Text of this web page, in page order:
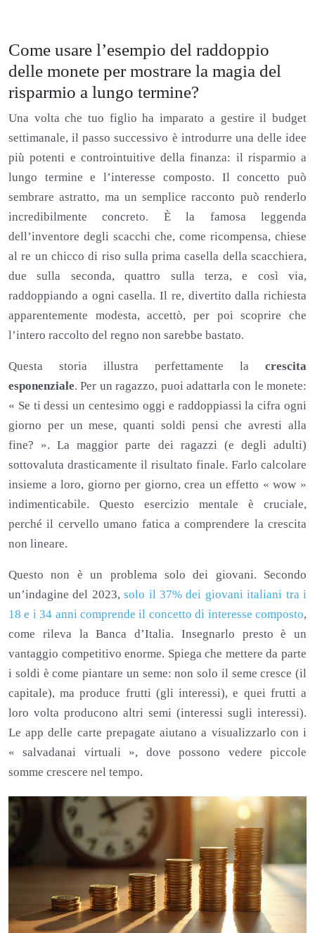
Come usare l’esempio del raddoppio
delle monete per mostrare la magia del
risparmio a lungo termine?
Una volta che tuo figlio ha imparato a gestire il budget
settimanale, il passo successivo è introdurre una delle idee
più potenti e controintuitive della finanza: il risparmio a
lungo termine e l’interesse composto. Il concetto può
sembrare astratto, ma un semplice racconto può renderlo
incredibilmente concreto. È la famosa leggenda
dell’inventore degli scacchi che, come ricompensa, chiese
al re un chicco di riso sulla prima casella della scacchiera,
due sulla seconda, quattro sulla terza, e così via,
raddoppiando a ogni casella. Il re, divertito dalla richiesta
apparentemente modesta, accettò, per poi scoprire che
l’intero raccolto del regno non sarebbe bastato.
Questa storia illustra perfettamente la crescita
esponenziale. Per un ragazzo, puoi adattarla con le monete:
« Se ti dessi un centesimo oggi e raddoppiassi la cifra ogni
giorno per un mese, quanti soldi pensi che avresti alla
fine? ». La maggior parte dei ragazzi (e degli adulti)
sottovaluta drasticamente il risultato finale. Farlo calcolare
insieme a loro, giorno per giorno, crea un effetto « wow »
indimenticabile. Questo esercizio mentale è cruciale,
perché il cervello umano fatica a comprendere la crescita
non lineare.
Questo non è un problema solo dei giovani. Secondo
un’indagine del 2023,solo il 37% dei giovani italiani tra i
18 e i 34 anni comprende il concetto di interesse composto,
come rileva la Banca d’Italia. Insegnarlo presto è un
vantaggio competitivo enorme. Spiega che mettere da parte
i soldi è come piantare un seme: non solo il seme cresce (il
capitale), ma produce frutti (gli interessi), e quei frutti a
loro volta producono altri semi (interessi sugli interessi).
Le app delle carte prepagate aiutano a visualizzarlo con i
« salvadanai virtuali », dove possono vedere piccole
somme crescere nel tempo.